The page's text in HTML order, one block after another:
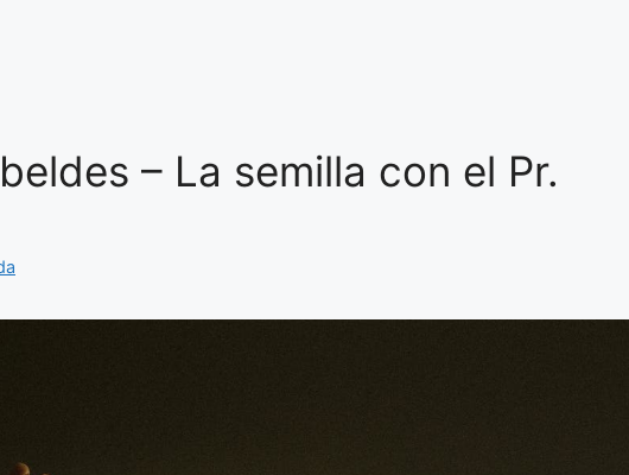
– La semilla con el Pr.